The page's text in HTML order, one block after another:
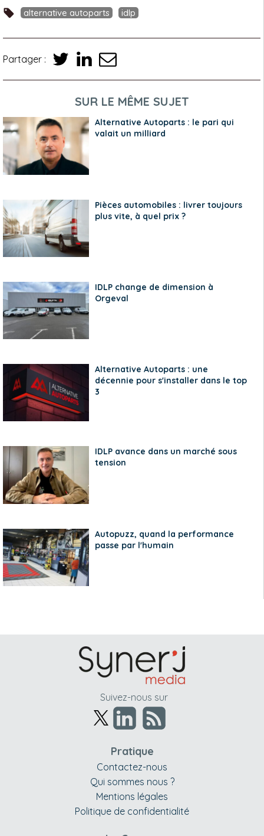
alternative autoparts idlp
Partager :
SUR LE MÊME SUJET
Alternative Autoparts : le pari qui
valait un milliard
Pièces automobiles : livrer toujours
plus vite, à quel prix ?
IDLP change de dimension à
Orgeval
Alternative Autoparts : une
décennie pour s'installer dans le top
3
IDLP avance dans un marché sous
tension
Autopuzz, quand la performance
passe par l'humain
Suivez-nous sur
Pratique
Contactez-nous
Qui sommes nous ?
Mentions légales
Politique de confidentialité